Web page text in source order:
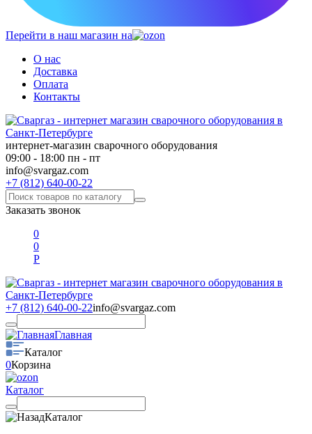
Перейти в наш магазин на
О нас
Доставка
Оплата
Контакты
интернет-магазин сварочного оборудования
09:00 - 18:00 пн - пт
info@svargaz.com
+7 (812) 640-00-22
Заказать звонок
0
0
Р
+7 (812) 640-00-22info@svargaz.com
Главная
Каталог
0Корзина
Каталог
Каталог